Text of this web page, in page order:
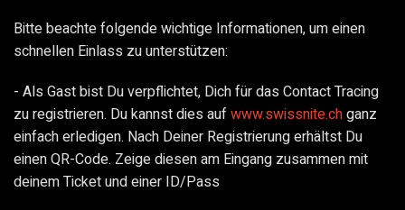
Bitte beachte folgende wichtige Informationen, um einen
schnellen Einlass zu unterstützen:
- Als Gast bist Du verpflichtet, Dich für das Contact Tracing
zu registrieren. Du kannst dies aufwww.swissnite.chganz
einfach erledigen. Nach Deiner Registrierung erhältst Du
einen QR-Code. Zeige diesen am Eingang zusammen mit
deinem Ticket und einer ID/Pass